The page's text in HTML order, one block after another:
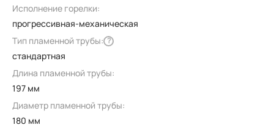
Исполнение горелки:
прогрессивная-механическая
Тип пламенной трубы: ?
стандартная
Длина пламенной трубы:
197 мм
Диаметр пламенной трубы:
180 мм